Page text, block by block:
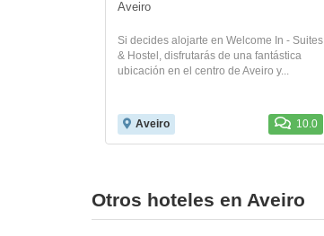
Aveiro
Si decides alojarte en Welcome In - Suites
& Hostel, disfrutarás de una fantástica
ubicación en el centro de Aveiro y...
Aveiro 10.0
Otros hoteles en Aveiro